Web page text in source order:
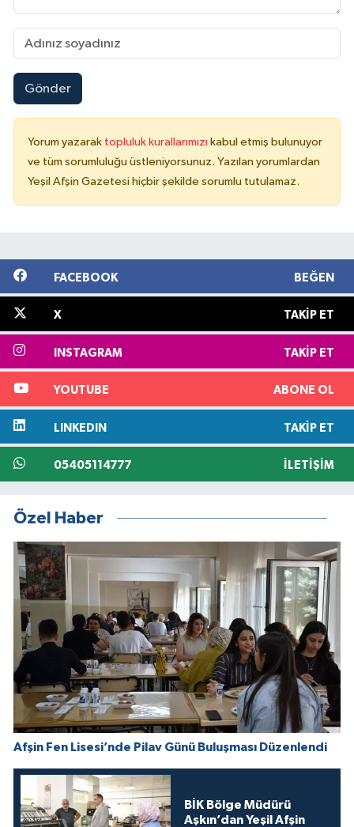
Gönder
Yorum yazarak topluluk kurallarımızı kabul etmiş bulunuyor
ve tüm sorumluluğu üstleniyorsunuz. Yazılan yorumlardan
Yeşil Afşin Gazetesi hiçbir şekilde sorumlu tutulamaz.
FACEBOOK BEĞEN
X TAKIP ET
INSTAGRAM TAKIP ET
YOUTUBE ABONE OL
LINKEDIN TAKIP ET
05405114777 İLETIŞIM
Özel Haber
Afşin Fen Lisesi’nde Pilav Günü Buluşması Düzenlendi
BİK Bölge Müdürü
Aşkın’dan Yeşil Afşin